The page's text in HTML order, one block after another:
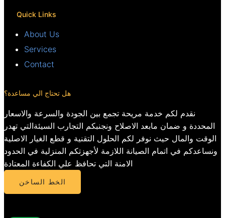
Quick Links
About Us
Services
Contact
هل تحتاج الي مساعدة؟
نقدم لكم خدمة مريحة تجمع بين الجودة والسرعة والاسعار
المحددة و ضمان مابعد الاصلاح ونجنبكم التجارب السيئةالتي تهدر
الوقت والمال حيث نوفر لكم الحلول التقنية و قطع الغيار الاصلية
ونساعدكم في اتمام الصيانة اللازمة لأجهزتكم المنزلية في الحدود
الامنة التي تحافظ علي الكفاءة المعتادة
الخط الساخن